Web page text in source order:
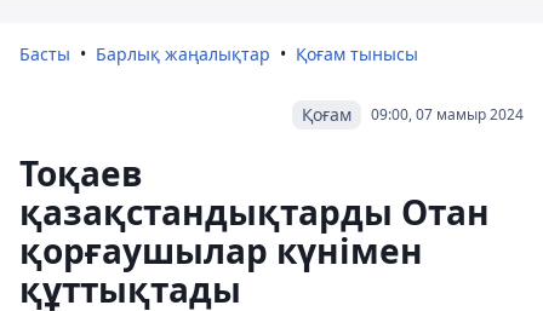
Басты Барлық жаңалықтар Қоғам тынысы
09:00, 07 мамыр 2024
Қоғам
Тоқаев
қазақстандықтарды Отан
қорғаушылар күнімен
құттықтады